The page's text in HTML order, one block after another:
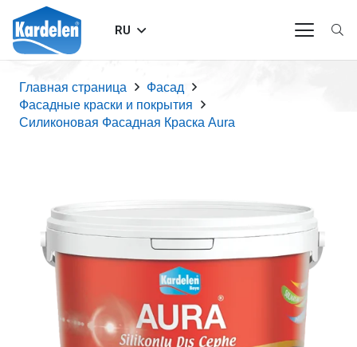
RU
Главная страница
Фасад
Фасадные краски и покрытия
Силиконовая Фасадная Краска Aura